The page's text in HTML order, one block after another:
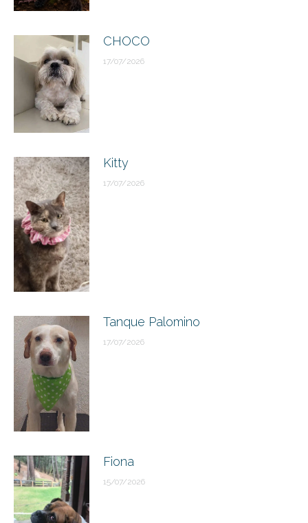
CHOCO
17/07/2026
Kitty
17/07/2026
Tanque Palomino
17/07/2026
Fiona
15/07/2026